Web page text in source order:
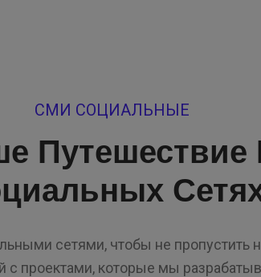
СМИ СОЦИАЛЬНЫЕ
Путешествие
сетями, чтобы не пропустить
с проектами, которые мы